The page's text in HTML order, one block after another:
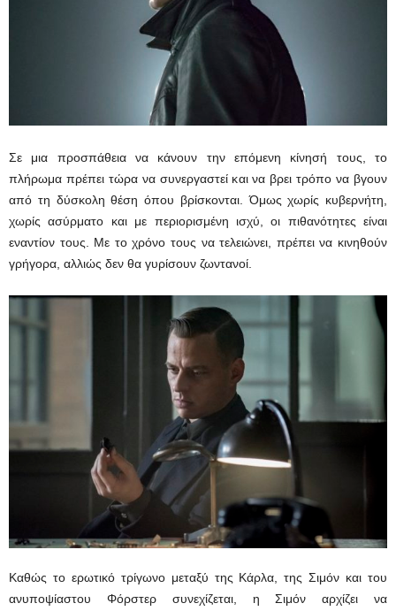
Σε μια προσπάθεια να κάνουν την επόμενη κίνησή τους, το
πλήρωμα πρέπει τώρα να συνεργαστεί και να βρει τρόπο να βγουν
από τη δύσκολη θέση όπου βρίσκονται. Όμως χωρίς κυβερνήτη,
χωρίς ασύρματο και με περιορισμένη ισχύ, οι πιθανότητες είναι
εναντίον τους. Με το χρόνο τους να τελειώνει, πρέπει να κινηθούν
γρήγορα, αλλιώς δεν θα γυρίσουν ζωντανοί.
Καθώς το ερωτικό τρίγωνο μεταξύ της Κάρλα, της Σιμόν και του
ανυποψίαστου Φόρστερ συνεχίζεται, η Σιμόν αρχίζει να